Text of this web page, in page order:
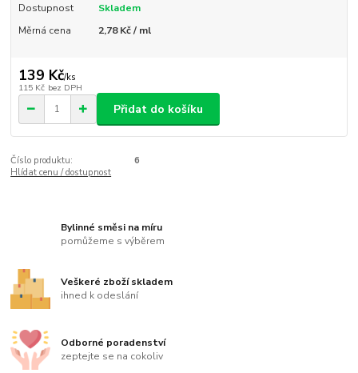
Dostupnost
Skladem
Měrná cena
2,78 Kč / ml
139 Kč/ks
115 Kč bez DPH
Přidat do košíku
Číslo produktu:
6
Hlídat cenu / dostupnost
Bylinné směsi na míru
pomůžeme s výběrem
Veškeré zboží skladem
ihned k odeslání
Odborné poradenství
zeptejte se na cokoliv